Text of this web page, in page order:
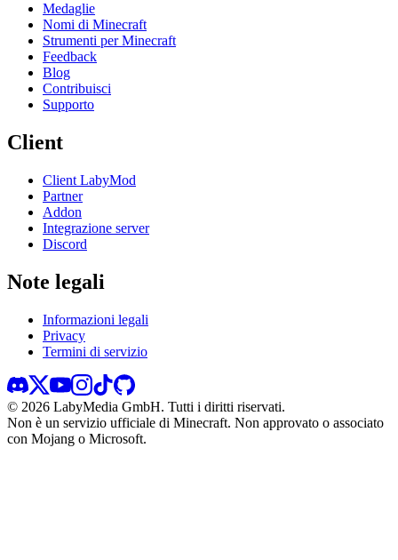
Medaglie
Nomi di Minecraft
Strumenti per Minecraft
Feedback
Blog
Contribuisci
Supporto
Client
Client LabyMod
Partner
Addon
Integrazione server
Discord
Note legali
Informazioni legali
Privacy
Termini di servizio
© 2026 LabyMedia GmbH. Tutti i diritti riservati.
Non è un servizio ufficiale di Minecraft. Non approvato o associato
con Mojang o Microsoft.